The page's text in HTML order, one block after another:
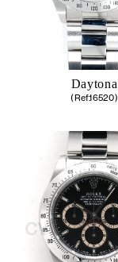
Daytona
(Ref.16520)